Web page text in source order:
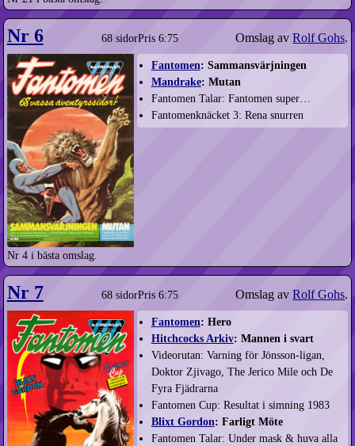
Nr 6 68 sidorPris 6:75 Omslag avRolf Gohs.
Nr 4 i bästa omslag.
Fantomen: Sammansvärjningen
Mandrake: Mutan
Fantomen Talar: Fantomen super…
Fantomenknäcket 3: Rena snurren
Nr 7 68 sidorPris 6:75 Omslag avRolf Gohs.
Fantomen: Hero
Hitchcocks Arkiv: Mannen i svart
Videorutan: Varning för Jönsson-ligan,
Doktor Zjivago, The Jerico Mile och De
Fyra Fjädrarna
Fantomen Cup: Resultat i simning 1983
Blixt Gordon: Farligt Möte
Fantomen Talar: Under mask & huva alla